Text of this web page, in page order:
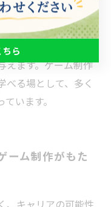
時に進行させる必要
験は、参加者にチー
のスキルを教え、将
えます。ゲーム制作
べる場として、多く
います。
ーム制作がもた
、キャリアの可能性
ちら
ら